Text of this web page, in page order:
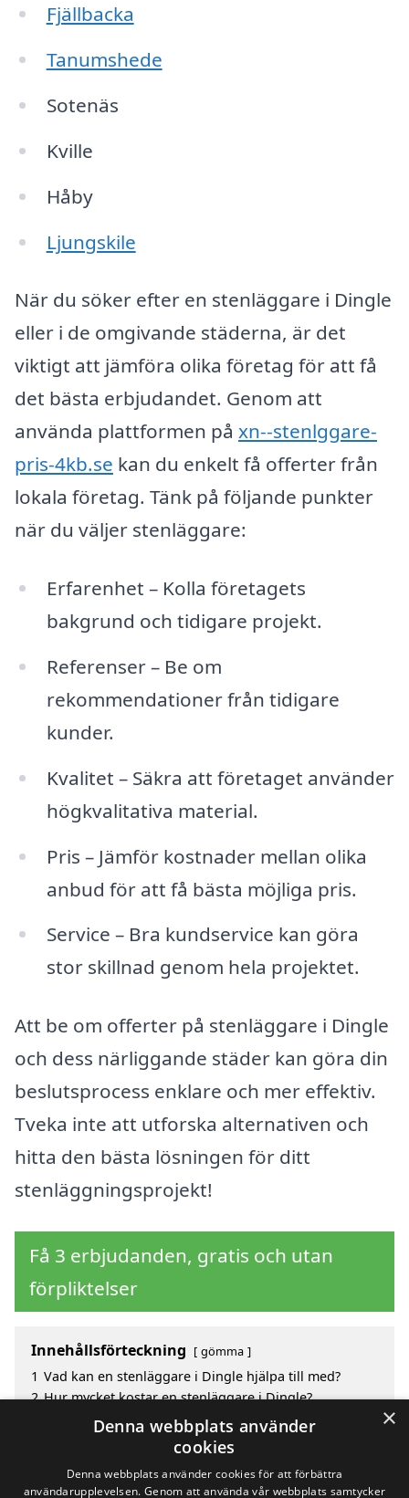
Fjällbacka
Tanumshede
Sotenäs
Kville
Håby
Ljungskile
När du söker efter en stenläggare i Dingle
eller i de omgivande städerna, är det
viktigt att jämföra olika företag för att få
det bästa erbjudandet. Genom att
använda plattformen på xn--stenlggare-
pris-4kb.se kan du enkelt få offerter från
lokala företag. Tänk på följande punkter
när du väljer stenläggare:
Erfarenhet – Kolla företagets
bakgrund och tidigare projekt.
Referenser – Be om
rekommendationer från tidigare
kunder.
Kvalitet – Säkra att företaget använder
högkvalitativa material.
Pris – Jämför kostnader mellan olika
anbud för att få bästa möjliga pris.
Service – Bra kundservice kan göra
stor skillnad genom hela projektet.
Att be om offerter på stenläggare i Dingle
och dess närliggande städer kan göra din
beslutsprocess enklare och mer effektiv.
Tveka inte att utforska alternativen och
hitta den bästa lösningen för ditt
stenläggningsprojekt!
Få 3 erbjudanden, gratis och utan
förpliktelser
Innehållsförteckning gömma
1 Vad kan en stenläggare i Dingle hjälpa till med?
2 Hur mycket kostar en stenläggare i Dingle?
Fördelar med att välja stenläggare i Dingle
Sök efter en skicklig stenläggare i de omgivande
×
Denna webbplats använder
cookies
Denna webbplats använder cookies för att förbättra
användarupplevelsen. Genom att använda vår webbplats samtycker